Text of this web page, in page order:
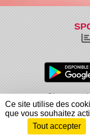
Charte
Informations légales
Envie de participer ?
Ce site utilise des
que vous souhaitez
Tout accepter